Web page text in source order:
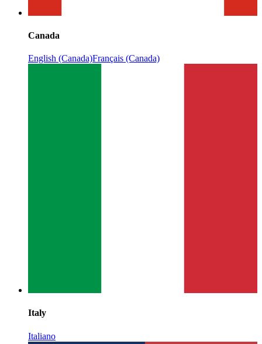
Canada
English (Canada)Français (Canada)
Italy
Italiano